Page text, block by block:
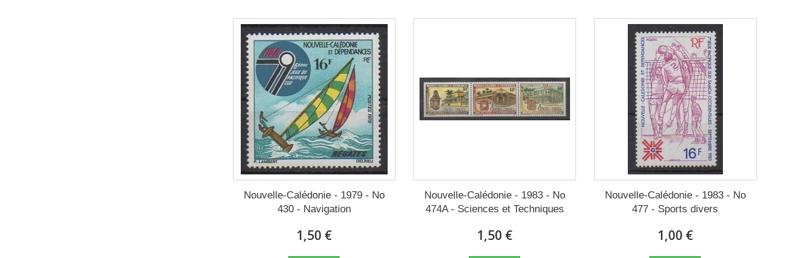
Nouvelle-Calédonie - 1979 - No
430 - Navigation
1,50 €
Nouvelle-Calédonie - 1983 - No
474A - Sciences et Techniques
1,50 €
Nouvelle-Calédonie - 1983 - No
477 - Sports divers
1,00 €